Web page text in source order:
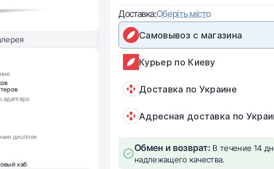
Доставка:Оберіть місто
Самовывоз с магазина
Курьер по Киеву
Доставка по Украине
Адресная доставка по
Обмен и возврат: В течение 14
надлежащего качества.
адаптера
дисплея
хаб